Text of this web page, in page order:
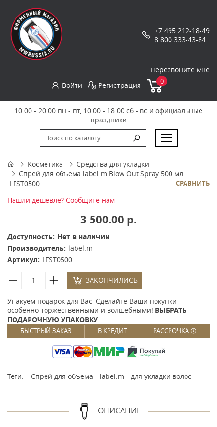
+7 495 212-18-49
8 800 333-43-84
Перезвоните мне
Войти
Регистрация 0
10:00 - 20:00 пн - пт, 10:00 - 18:00 сб - вс и официальные
праздники
Косметика
Средства для укладки
Спрей для объема label.m Blow Out Spray 500 мл
LFST0500
СРАВНИТЬ
Нашли дешевле? Сообщите нам
3 500.00 р.
Доступность: Нет в наличии
Производитель: label.m
Артикул: LFST0500
ЗАКОНЧИЛИСЬ
Упакуем подарок для Вас! Сделайте Ваши покупки
особенно торжественными и волшебными! ВЫБРАТЬ
ПОДАРОЧНУЮ УПАКОВКУ
БЫСТРЫЙ ЗАКАЗ В КРЕДИТ РАССРОЧКА
Теги: Спрей для объема label.m для укладки волос
ОПИСАНИЕ